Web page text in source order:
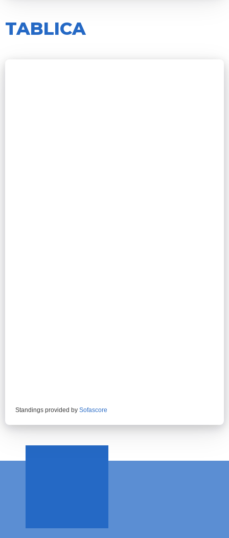
TABLICA
Standings provided by Sofascore